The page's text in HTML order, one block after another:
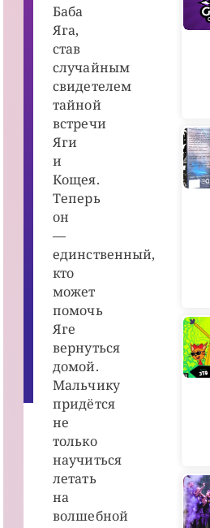
Баба
Яга,
став
случайным
свидетелем
тайной
встречи
Яги
и
Кощея.
Теперь
он
—
единственный,
кто
может
помочь
Яге
вернуться
домой.
Мальчику
придётся
не
только
научиться
летать
на
волшебной